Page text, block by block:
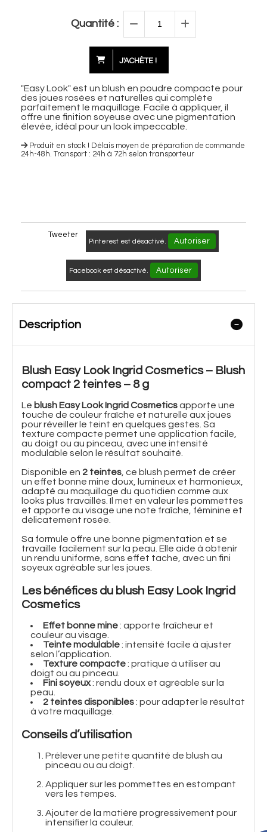
Quantité :
J'ACHÈTE !
"Easy Look" est un blush en poudre compacte pour
des joues rosées et naturelles qui complète
parfaitement le maquillage. Facile à appliquer, il
offre une finition soyeuse avec une pigmentation
élevée, idéal pour un look impeccable.
Produit en stock ! Délais moyen de préparation de commande
24h-48h. Transport : 24h à 72h selon transporteur
Tweeter
Pinterest est désactivé. Autoriser
Facebook est désactivé. Autoriser
Description
Blush Easy Look Ingrid Cosmetics – Blush
compact 2 teintes – 8 g
Le blush Easy Look Ingrid Cosmeticsapporte une
touche de couleur fraîche et naturelle aux joues
pour réveiller le teint en quelques gestes. Sa
texture compacte permet une application facile,
au doigt ou au pinceau, avec une intensité
modulable selon le résultat souhaité.
Disponible en 2 teintes , ce blush permet de créer
un effet bonne mine doux, lumineux et harmonieux,
adapté au maquillage du quotidien comme aux
looks plus travaillés. Il met en valeur les pommettes
et apporte au visage une note fraîche, féminine et
délicatement rosée.
Sa formule offre une bonne pigmentation et se
travaille facilement sur la peau. Elle aide à obtenir
un rendu uniforme, sans effet tache, avec un fini
soyeux agréable sur les joues.
Les bénéfices du blush Easy Look Ingrid
Cosmetics
Effet bonne mine: apporte fraîcheur et
couleur au visage.
Teinte modulable: intensité facile à ajuster
selon l’application.
Texture compacte: pratique à utiliser au
doigt ou au pinceau.
Fini soyeux: rendu doux et agréable sur la
peau.
2 teintes disponibles: pour adapter le résultat
à votre maquillage.
Conseils d’utilisation
Prélever une petite quantité de blush au
pinceau ou au doigt.
Appliquer sur les pommettes en estompant
vers les tempes.
Ajouter de la matière progressivement pour
intensifier la couleur.